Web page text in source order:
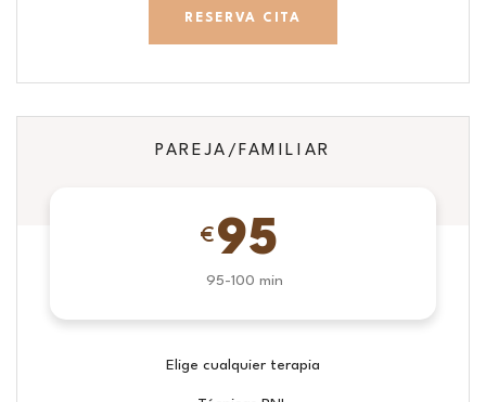
RESERVA CITA
PAREJA/FAMILIAR
€ 95
95-100 min
Elige cualquier terapia